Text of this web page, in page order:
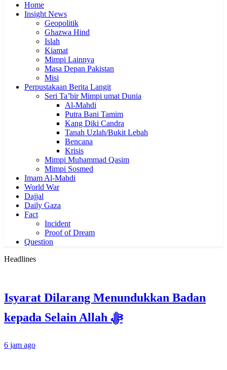
Home
Insight News
Geopolitik
Ghazwa Hind
Islah
Kiamat
Mimpi Lainnya
Masa Depan Pakistan
Misi
Perpustakaan Berita Langit
Seri Ta’bir Mimpi umat Dunia
Al-Mahdi
Putra Bani Tamim
Kang Diki Candra
Tanah Uzlah/Bukit Lebah
Bencana
Krisis
Mimpi Muhammad Qasim
Mimpi Sosmed
Imam Al-Mahdi
World War
Dajjal
Daily Gaza
Fact
Incident
Proof of Dream
Question
Headlines
Isyarat Dilarang Menundukkan Badan
kepada Selain Allah ﷻ
6 jam ago